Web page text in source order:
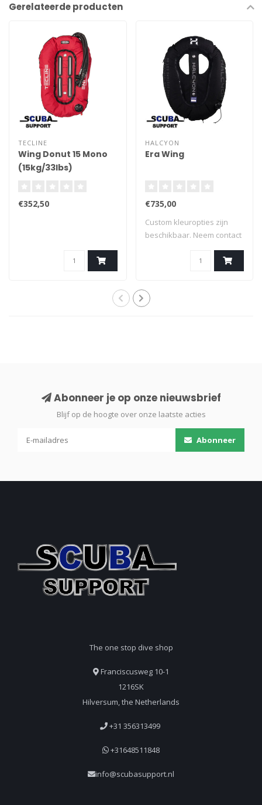
Gerelateerde producten
TECLINE
Wing Donut 15 Mono
(15kg/33lbs)
€352,50
HALCYON
Era Wing
€735,00
Custom kleuropties zijn
beschikbaar. Neem contact
Abonneer je op onze nieuwsbrief
Blijf op de hoogte over onze laatste acties
Abonneer
The one stop dive shop
Franciscusweg 10-1
1216SK
Hilversum, the Netherlands
+31 356313499
+31648511848
info@scubasupport.nl